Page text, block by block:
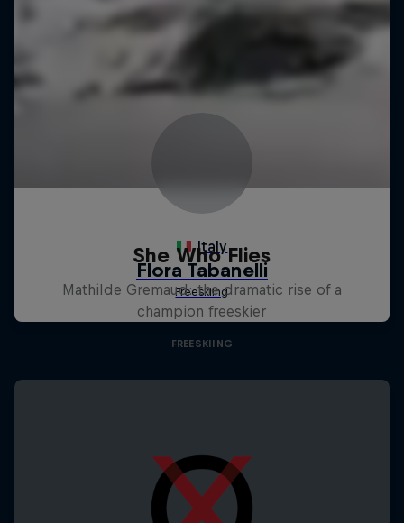
She Who Flies
Mathilde Gremaud: the dramatic rise of a
champion freeskier
FREESKIING